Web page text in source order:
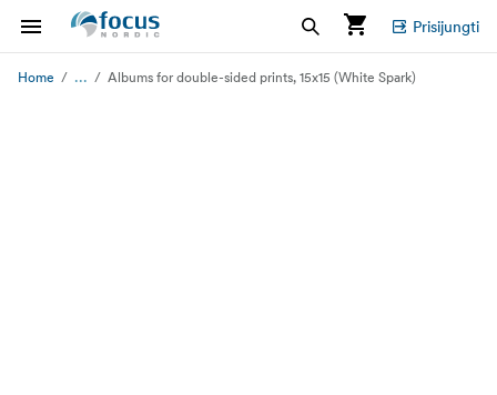
Prisijungti
Home ... Albums for double-sided prints, 15x15 (White Spark)